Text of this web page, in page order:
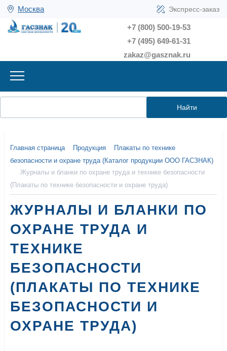
Москва Экспресс-заказ
+7 (800) 500-19-53
+7 (495) 649-61-31
zakaz@gasznak.ru
Найти
Главная страница Продукция
Плакаты по технике
безопасности и охране труда (Каталог продукции ООО ГАСЗНАК)
Журналы и бланки по охране труда и технике безопасности
(Плакаты по технике безопасности и охране труда)
ЖУРНАЛЫ И БЛАНКИ ПО
ОХРАНЕ ТРУДА И
ТЕХНИКЕ
БЕЗОПАСНОСТИ
(ПЛАКАТЫ ПО ТЕХНИКЕ
БЕЗОПАСНОСТИ И
ОХРАНЕ ТРУДА)